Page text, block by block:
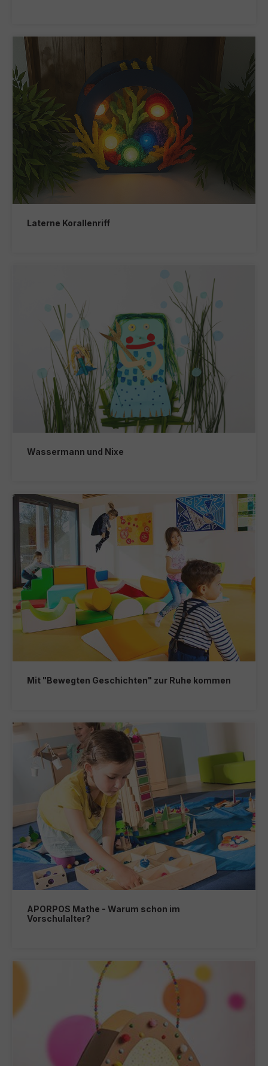
Laterne Korallenriff
Wassermann und Nixe
Mit "Bewegten Geschichten" zur Ruhe kommen
APORPOS Mathe - Warum schon im
Vorschulalter?